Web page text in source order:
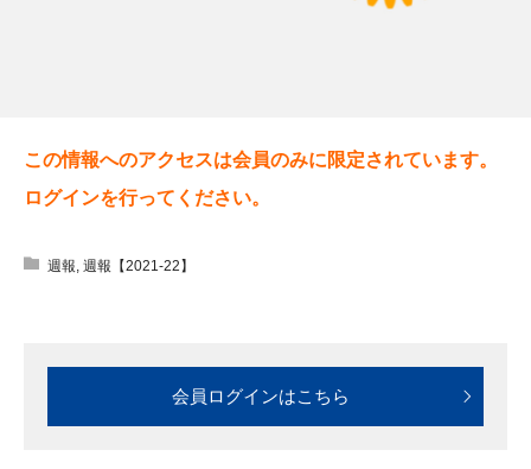
この情報へのアクセスは会員のみに限定されています。
ログインを行ってください。
週報, 週報【2021-22】
会員ログインはこちら